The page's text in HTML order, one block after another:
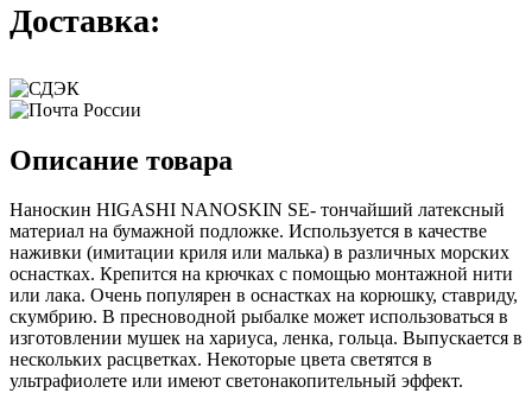
Доставка:
Описание товара
Наноскин HIGASHI NANOSKIN SE- тончайший латексный
материал на бумажной подложке. Используется в качестве
наживки (имитации криля или малька) в различных морских
оснастках. Крепится на крючках с помощью монтажной нити
или лака. Очень популярен в оснастках на корюшку, ставриду,
скумбрию. В пресноводной рыбалке может использоваться в
изготовлении мушек на хариуса, ленка, гольца. Выпускается в
нескольких расцветках. Некоторые цвета светятся в
ультрафиолете или имеют светонакопительный эффект.